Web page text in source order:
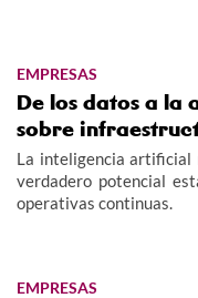
EMPRESAS
De los datos a la
sobre
La inteligencia artificial
verdadero potencial
operativas continuas.
EMPRESAS